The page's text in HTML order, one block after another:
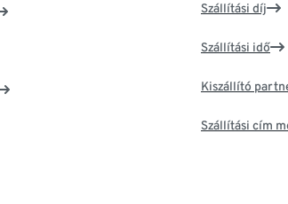
Szállítási díj
Szállítási idő
Kiszállító
Szállítási cím